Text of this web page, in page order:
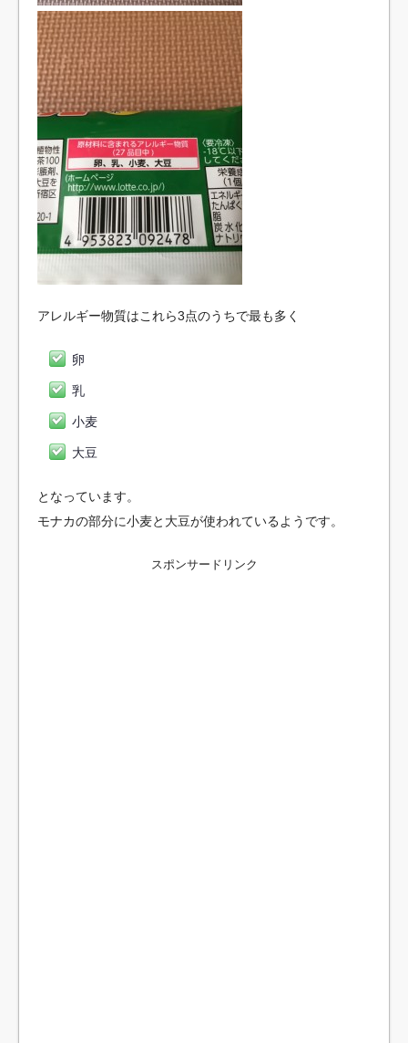
アレルギー物質はこれら3点のうちで最も多く
卵
乳
小麦
大豆
となっています。
モナカの部分に小麦と大豆が使われているようです。
スポンサードリンク